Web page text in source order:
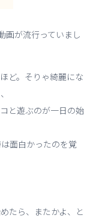
画が流行っていまし
ど。そりゃ綺麗にな
と遊ぶのが一日の始
面白かったのを覚
たら、またかよ、と